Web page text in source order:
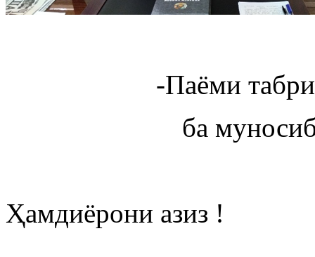
-Паёми
ба
Ҳамдиёрони азиз !